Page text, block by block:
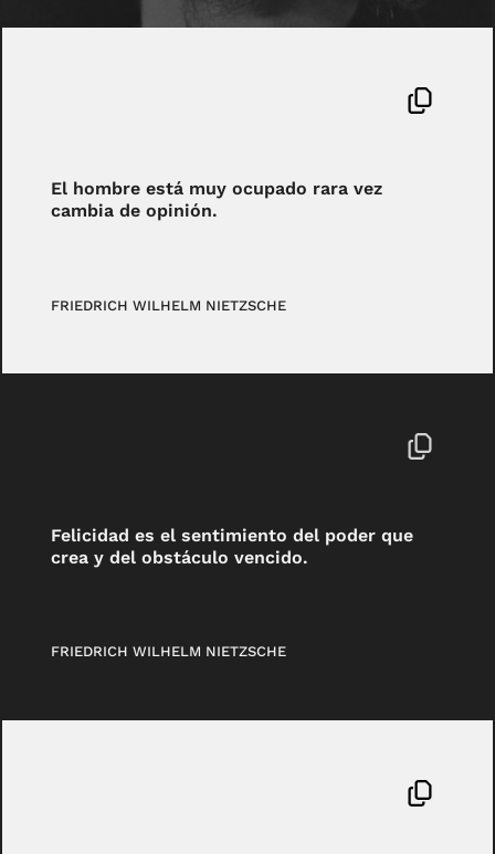
El hombre está muy ocupado rara vez
cambia de opinión.
FRIEDRICH WILHELM NIETZSCHE
Felicidad es el sentimiento del poder que
crea y del obstáculo vencido.
FRIEDRICH WILHELM NIETZSCHE